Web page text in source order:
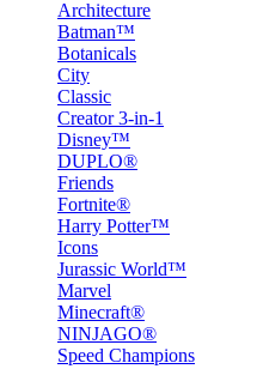
Architecture
Batman™
Botanicals
City
Classic
Creator 3-in-1
Disney™
DUPLO®
Friends
Fortnite®
Harry Potter™
Icons
Jurassic World™
Marvel
Minecraft®
NINJAGO®
Speed Champions